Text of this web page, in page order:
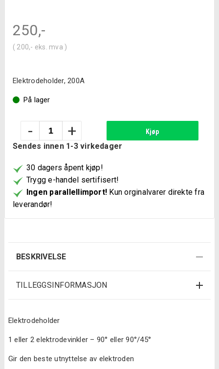
250,-
( 200,- eks. mva )
Elektrodeholder, 200A
På lager
Elektrodeholder
200
2pos
- + Kjøp
Sendes innen 1-3 virkedager
30 dagers åpent kjøp!
Trygg e-handel sertifisert!
Ingen parallellimport! Kun orginalvarer direkte fra
leverandør!
BESKRIVELSE
TILLEGGSINFORMASJON
Elektrodeholder
1 eller 2 elektrodevinkler – 90° eller 90°/45°
Gir den beste utnyttelse av elektroden